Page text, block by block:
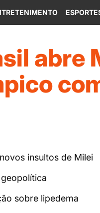
abre
insultos de Milei
sobre lipedema